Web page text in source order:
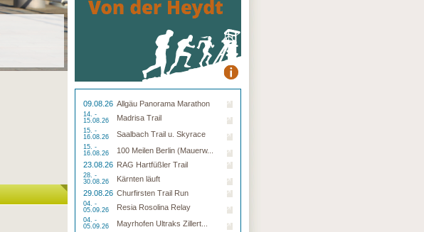
09.08.26 Allgäu Panorama Marathon
14. -
15.08.26
Madrisa Trail
15. -
16.08.26
Saalbach Trail u. Skyrace
15. -
16.08.26
100 Meilen Berlin (Mauerw...
23.08.26 RAG Hartfüßler Trail
28. -
30.08.26
Kärnten läuft
29.08.26 Churfirsten Trail Run
04. -
05.09.26
Resia Rosolina Relay
04. -
05.09.26
Mayrhofen Ultraks Zillert...